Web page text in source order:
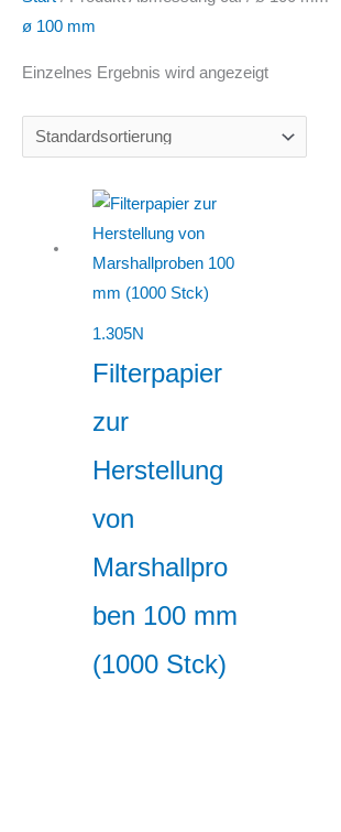
ø 100 mm
Einzelnes Ergebnis wird angezeigt
1.305N
Filterpapier
zur
Herstellung
von
Marshallpro
ben 100 mm
(1000 Stck)